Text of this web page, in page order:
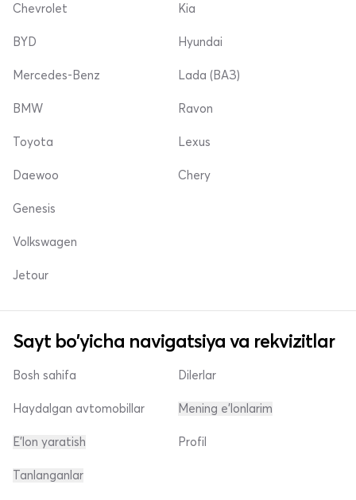
Chevrolet
BYD
Mercedes-Benz
Kia
Hyundai
Lada (ВАЗ)
BMW
Toyota
Daewoo
Ravon
Lexus
Chery
Genesis
Volkswagen
Jetour
Sayt bo'yicha navigatsiya va rekvizitlar
Bosh sahifa
Haydalgan avtomobillar
E'lon yaratish
Dilerlar
Mening e'lonlarim
Profil
Tanlanganlar